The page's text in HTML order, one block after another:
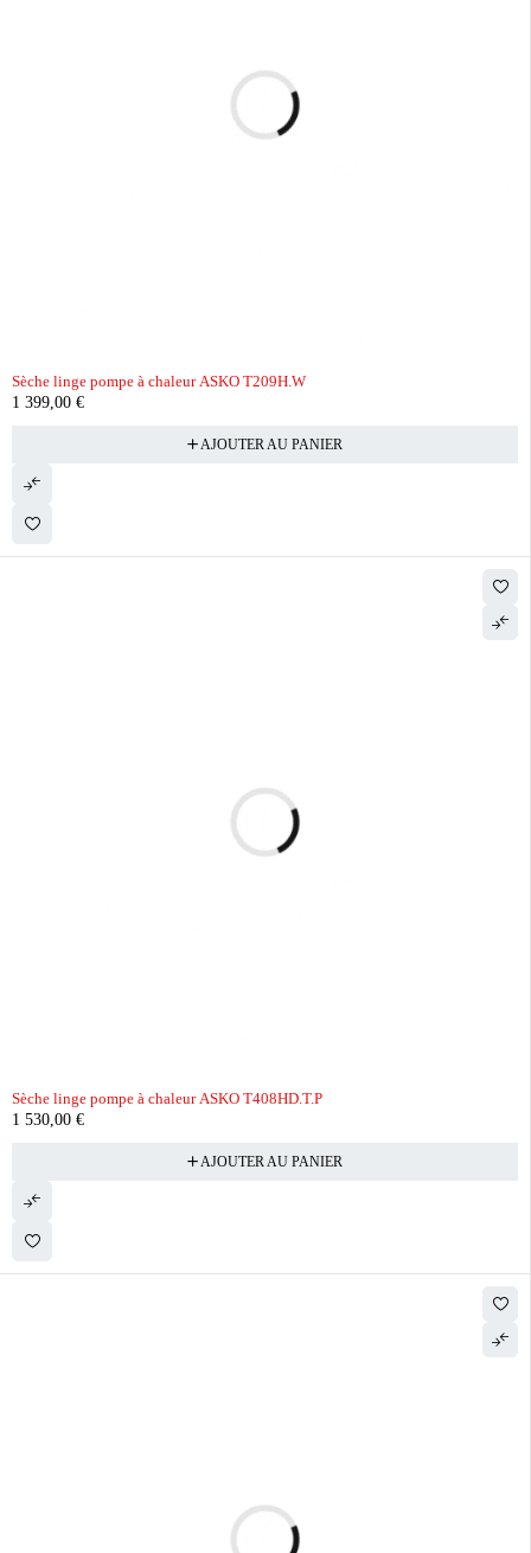
Sèche linge pompe à chaleur ASKO T209H.W
1 399,00 €
AJOUTER AU PANIER
Sèche linge pompe à chaleur ASKO T408HD.T.P
1 530,00 €
AJOUTER AU PANIER